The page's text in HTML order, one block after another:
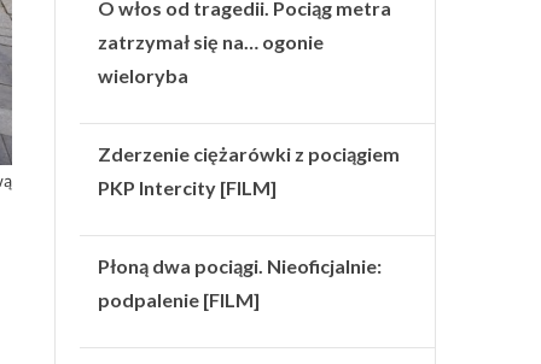
O włos od tragedii. Pociąg metra
zatrzymał się na… ogonie
wieloryba
Zderzenie ciężarówki z pociągiem
PKP Intercity [FILM]
Płoną dwa pociągi. Nieoficjalnie:
podpalenie [FILM]